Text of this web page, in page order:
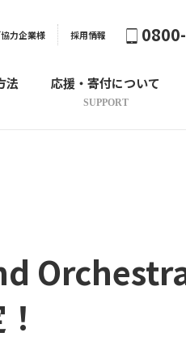
法 応援・寄付について
SUPPORT
力企業様 採用情報